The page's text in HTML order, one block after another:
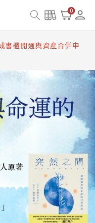
0
問題
櫃開通與資產合併申
要說明及資產合併結果
產合併與書櫃開通申請